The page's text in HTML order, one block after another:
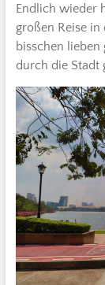
Endlich wieder
großen Reise
bisschen
durch die Stadt